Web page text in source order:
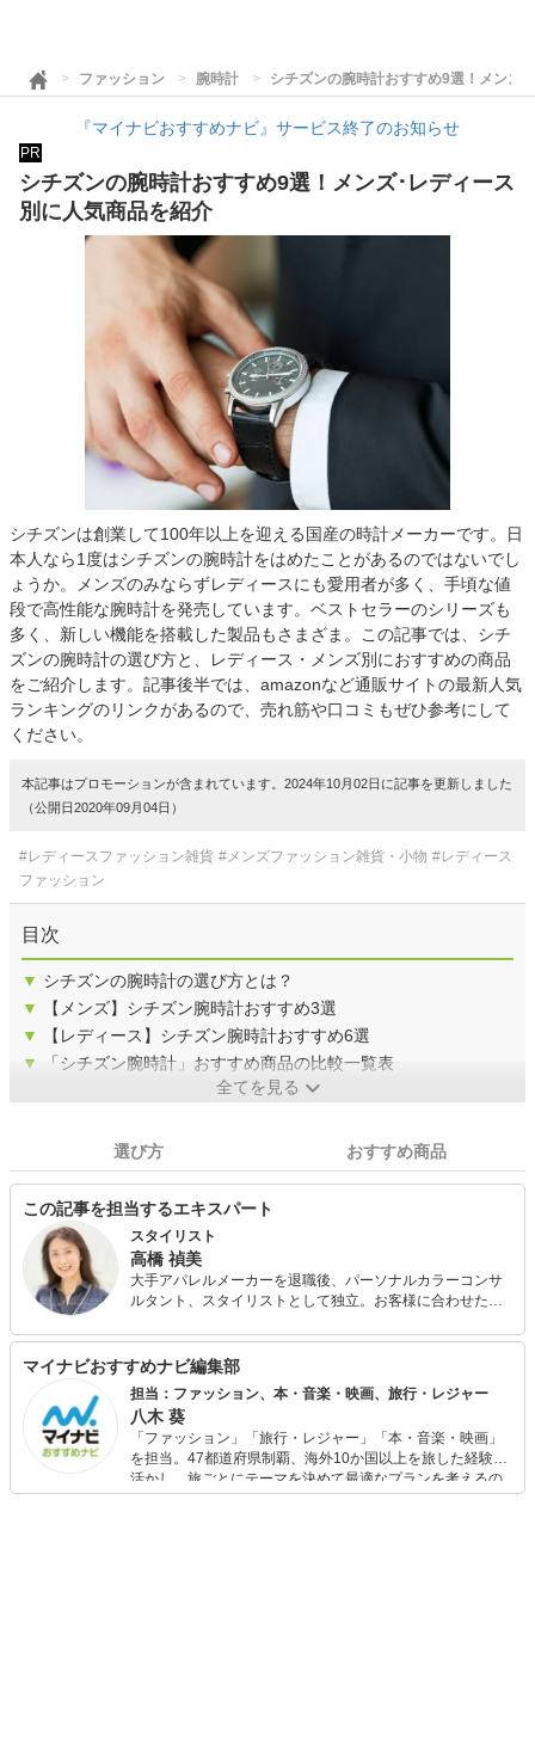
ファッション 腕時計 シチズンの腕時計おすすめ9選！メンズ
『マイナビおすすめナビ』サービス終了のお知らせ
PR
シチズンの腕時計おすすめ9選！メンズ･レディース
別に人気商品を紹介
シチズンは創業して100年以上を迎える国産の時計メーカーです。日
本人なら1度はシチズンの腕時計をはめたことがあるのではないでし
ょうか。メンズのみならずレディースにも愛用者が多く、手頃な値
段で高性能な腕時計を発売しています。ベストセラーのシリーズも
多く、新しい機能を搭載した製品もさまざま。この記事では、シチ
ズンの腕時計の選び方と、レディース・メンズ別におすすめの商品
をご紹介します。記事後半では、amazonなど通販サイトの最新人気
ランキングのリンクがあるので、売れ筋や口コミもぜひ参考にして
ください。
本記事はプロモーションが含まれています。2024年10月02日に記事を更新しました
（公開日2020年09月04日）
#レディースファッション雑貨 #メンズファッション雑貨・小物 #レディース
ファッション
目次
▼ シチズンの腕時計の選び方とは？
▼
【メンズ】シチズン腕時計おすすめ3選
▼
【レディース】シチズン腕時計おすすめ6選
▼
「シチズン腕時計」おすすめ商品の比較一覧表
全てを見る
選び方 おすすめ商品
この記事を担当するエキスパート
スタイリスト
高橋 禎美
大手アパレルメーカーを退職後、パーソナルカラーコンサ
ルタント、スタイリストとして独立。お客様に合わせたバ
くアドバイス。パーソナルカラー診断も会社員時代から仕
事の中で関わっており実績と定評がある。 また、FPとして
も活動しており、個人FP相談や投資初心者の女性に向けた
「はじめての投資セミナー」を開催中。お金とファッショ
ンに興味のある女性に支持されている。
マイナビおすすめナビ編集部
担当：ファッション、本・音楽・映画、旅行・レジャー
八木 葵
「ファッション」「旅行・レジャー」「本・音楽・映画」
を担当。47都道府県制覇、海外10か国以上を旅した経験を
活かし、旅ごとにテーマを決めて最適なプランを考えるの
が得意。また、アパレルショップでの販売経験もあり。誰